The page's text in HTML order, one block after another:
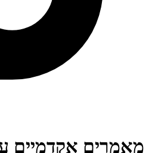
מאמרים אקדמיים